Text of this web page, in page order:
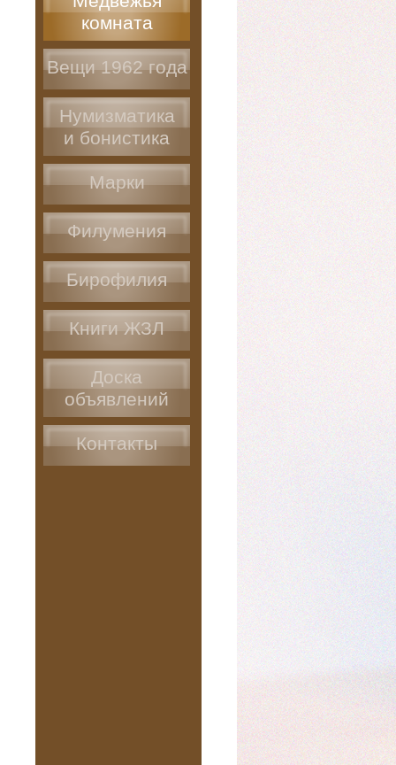
комната
Вещи 1962 года
Нумизматика
и бонистика
Марки
Филумения
Бирофилия
Книги ЖЗЛ
Доска
объявлений
Контакты